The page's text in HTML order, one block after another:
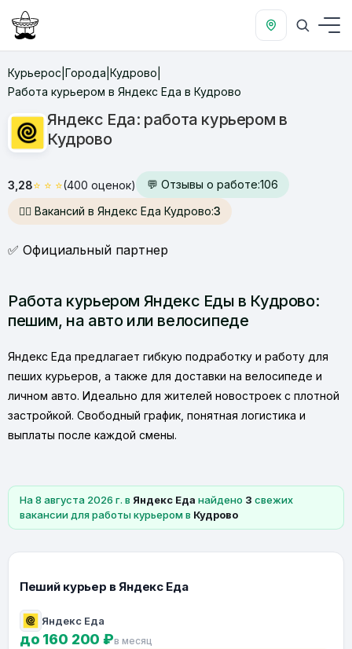
Курьерос Города Кудрово
Работа курьером в Яндекс Еда в Кудрово
Яндекс Еда: работа курьером в
Кудрово
3,28⭐ ⭐ ⭐(400 оценок) 💬 Отзывы о работе:106
🙋‍♂️ Вакансий в Яндекс Еда Кудрово:3
✅ Официальный партнер
Работа курьером Яндекс Еды в Кудрово:
пешим, на авто или велосипеде
Яндекс Еда предлагает гибкую подработку и работу для
пеших курьеров, а также для доставки на велосипеде и
личном авто. Идеально для жителей новостроек с плотной
застройкой. Свободный график, понятная логистика и
выплаты после каждой смены.
На 8 августа 2026 г. в Яндекс Еда найдено 3 свежих
вакансии для работы курьером в Кудрово
Пеший курьер в Яндекс Еда
Яндекс Еда
до 160 200 ₽в месяц